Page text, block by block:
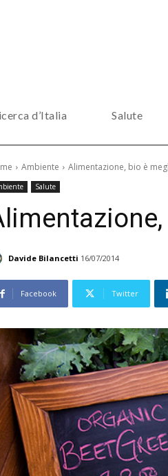
d’Italia Salute
Ambiente Alimentazione, bio è
Salute
Davide Bilancetti 16/07/2014
Facebook Twitter